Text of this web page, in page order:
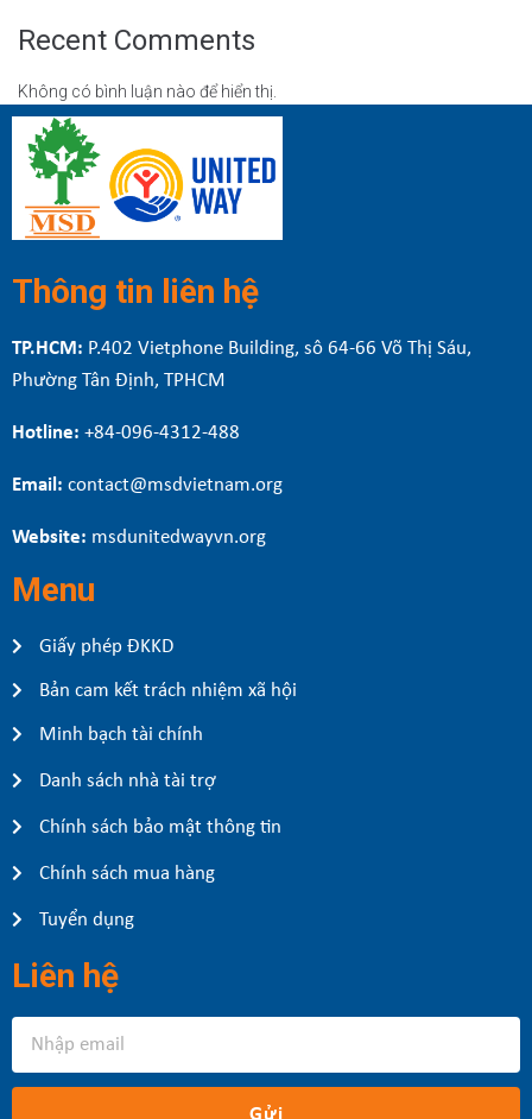
Recent Comments
Không có bình luận nào để hiển thị.
Thông tin liên hệ
TP.HCM: P.402 Vietphone Building, sô 64-66 Võ Thị Sáu,
Phường Tân Định, TPHCM
Hotline: +84-096-4312-488
Email: contact@msdvietnam.org
Website: msdunitedwayvn.org
Menu
Giấy phép ĐKKD
Bản cam kết trách nhiệm xã hội
Minh bạch tài chính
Danh sách nhà tài trợ
Chính sách bảo mật thông tin
Chính sách mua hàng
Tuyển dụng
Liên hệ
Gửi